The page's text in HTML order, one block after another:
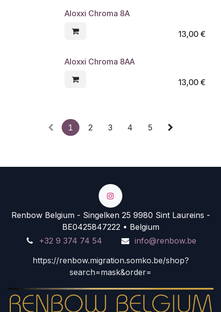
Aloxxi Chroma 8A
13,00€
Aloxxi Chroma 8AA
13,00€
1 2 3 4 5
Renbow Belgium - Singelken 25 9980 Sint Laureins -
BE0425847222 • Belgium
+32 9 374 74 54
info@renbow.be
https://renbow.migration.somko.be/shop?
search=mask&order=